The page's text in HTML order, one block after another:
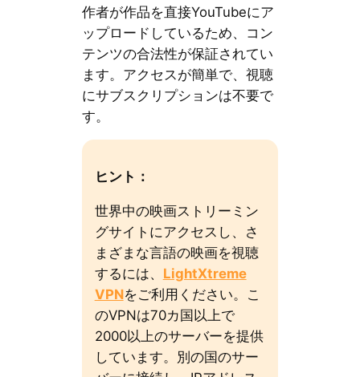
作者が作品を直接YouTubeにア
ップロードしているため、コン
テンツの合法性が保証されてい
ます。アクセスが簡単で、視聴
にサブスクリプションは不要で
す。
ヒント：
世界中の映画ストリーミン
グサイトにアクセスし、さ
まざまな言語の映画を視聴
するには、 LightXtreme
VPNをご利用ください。こ
のVPNは70カ国以上で
2000以上のサーバーを提供
しています。別の国のサー